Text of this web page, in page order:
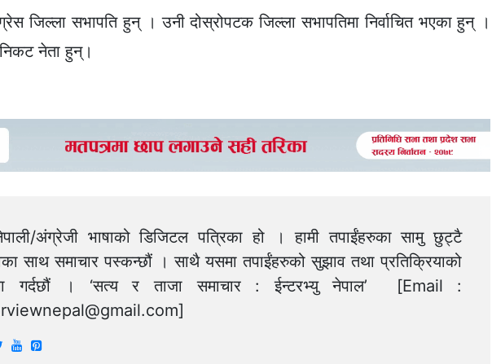
जिल्ला सभापति हुन् । उनी दोस्रोपटक जिल्ला सभापतिमा निर्वाचित भएका हुन् ।
निकट नेता हुन्।
अंग्रेजी भाषाको डिजिटल पत्रिका हो । हामी तपाईंहरुका सामु छुट्टै
साथ समाचार पस्कन्छौं । साथै यसमा तपाईंहरुको सुझाव तथा प्रतिक्रियाको
गर्दछौं । ‘सत्य र ताजा समाचार : ईन्टरभ्यु नेपाल’ [Email :
]